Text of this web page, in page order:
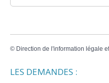
© Direction de l'information légale
LES DEMANDES :